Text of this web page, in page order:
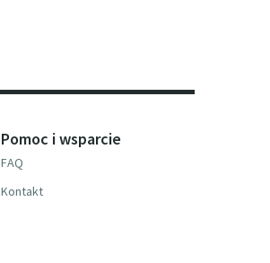
Pomoc i wsparcie
FAQ
Kontakt